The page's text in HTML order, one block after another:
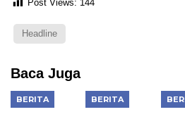
Post Views: 144
Headline
Baca Juga
BERITA BERITA